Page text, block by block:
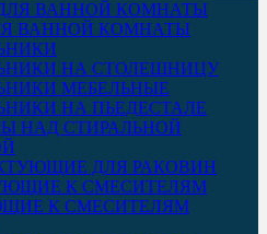
ВАННОЙ КОМНАТЫ
НА СТОЛЕШНИЦУ
МЕБЕЛЬНЫЕ
НА ПЬЕДЕСТАЛЕ
НАД СТИРАЛЬНОЙ
ДЛЯ РАКОВИН
К СМЕСИТЕЛЯМ